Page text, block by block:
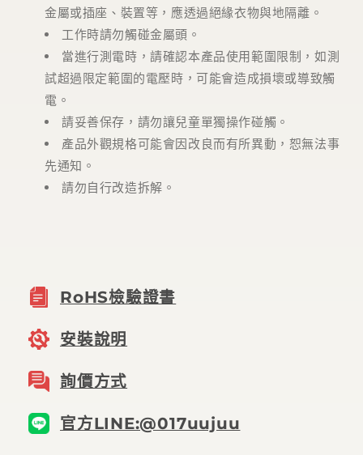
金屬或插座、裝置等，應透過絕緣衣物與地隔離。
工作時請勿觸碰金屬頭。
當進行測電時，請確認本產品使用範圍限制，如測
試超過限定範圍的電壓時，可能會造成損壞或導致觸
電。
請妥善保存，請勿讓兒童單獨操作碰觸。
產品外觀規格可能會因改良而有所異動，恕無法事
先通知。
請勿自行改造拆解。
RoHS檢驗證書
安裝說明
詢價方式
官方LINE:@017uujuu